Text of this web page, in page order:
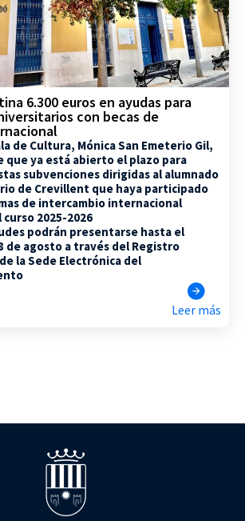
6.300 euros en ayudas para
con becas de
de Cultura, Mónica San Emeterio Gil,
que ya está abierto el plazo para
subvenciones dirigidas al alumnado
de Crevillent que haya participado
de intercambio internacional
2025-2026
podrán presentarse hasta el
de agosto a través del Registro
la Sede Electrónica del
Leer más